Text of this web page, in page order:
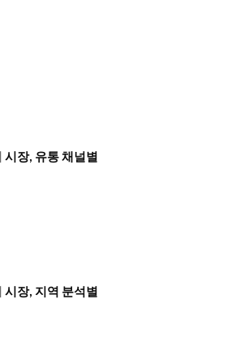
시장, 유통 채널별
시장, 지역 분석별